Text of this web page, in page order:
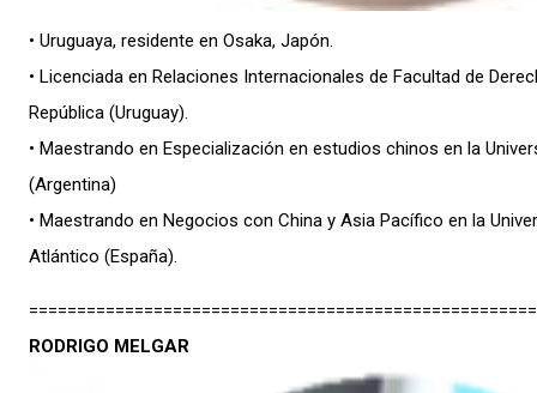
• Uruguaya, residente en Osaka, Japón.
• Licenciada en Relaciones Internacionales de Facultad de
República (Uruguay).
• Maestrando en Especialización en estudios chinos en la
(Argentina)
• Maestrando en Negocios con China y Asia Pacífico en la
Atlántico (España).
RODRIGO MELGAR